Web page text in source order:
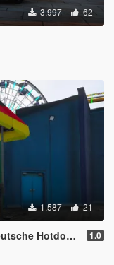
3,997 62
1,587 21
Burgerstände 1.0